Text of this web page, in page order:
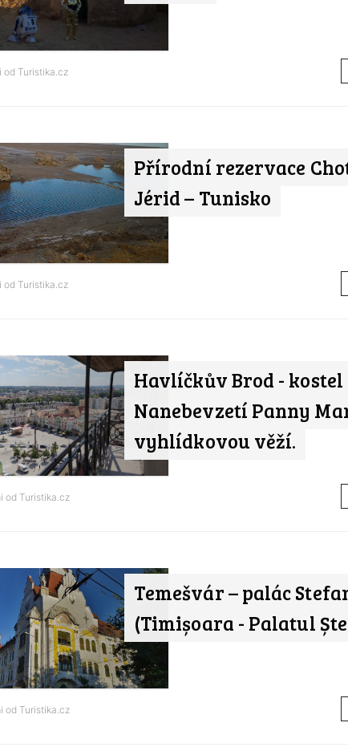
od Turistika.cz
Přírodní rezervace
Jérid – Tunisko
od Turistika.cz
Havlíčkův Brod - kostel
Nanebevzetí Panny
vyhlídkovou věží.
od Turistika.cz
Temešvár – palác
(Timișoara - Palatul
od Turistika.cz